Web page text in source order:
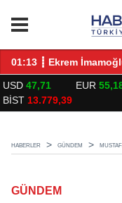
BULUŞTU
01:13 ┋ Ekrem
USD 47,71 EUR
BİST 13.779,39
HABERLER GÜNDEM
GÜNDEM